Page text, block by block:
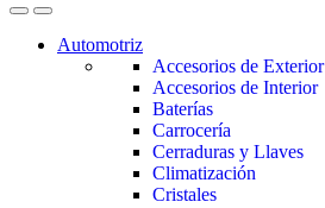
Automotriz
Accesorios de Exterior
Accesorios de Interior
Baterías
Carrocería
Cerraduras y Llaves
Climatización
Cristales